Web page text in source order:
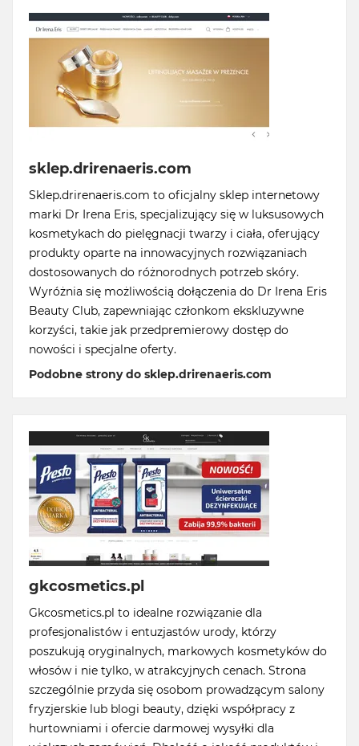
sklep.drirenaeris.com
Sklep.drirenaeris.com to oficjalny sklep internetowy
marki Dr Irena Eris, specjalizujący się w luksusowych
kosmetykach do pielęgnacji twarzy i ciała, oferujący
produkty oparte na innowacyjnych rozwiązaniach
dostosowanych do różnorodnych potrzeb skóry.
Wyróżnia się możliwością dołączenia do Dr Irena Eris
Beauty Club, zapewniając członkom ekskluzywne
korzyści, takie jak przedpremierowy dostęp do
nowości i specjalne oferty.
Podobne strony do sklep.drirenaeris.com
gkcosmetics.pl
Gkcosmetics.pl to idealne rozwiązanie dla
profesjonalistów i entuzjastów urody, którzy
poszukują oryginalnych, markowych kosmetyków do
włosów i nie tylko, w atrakcyjnych cenach. Strona
szczególnie przyda się osobom prowadzącym salony
fryzjerskie lub blogi beauty, dzięki współpracy z
hurtowniami i ofercie darmowej wysyłki dla